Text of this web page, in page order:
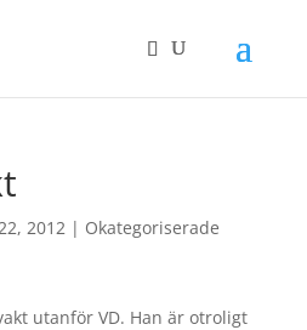
2012| Okategoriserade
utanför VD. Han är otroligt